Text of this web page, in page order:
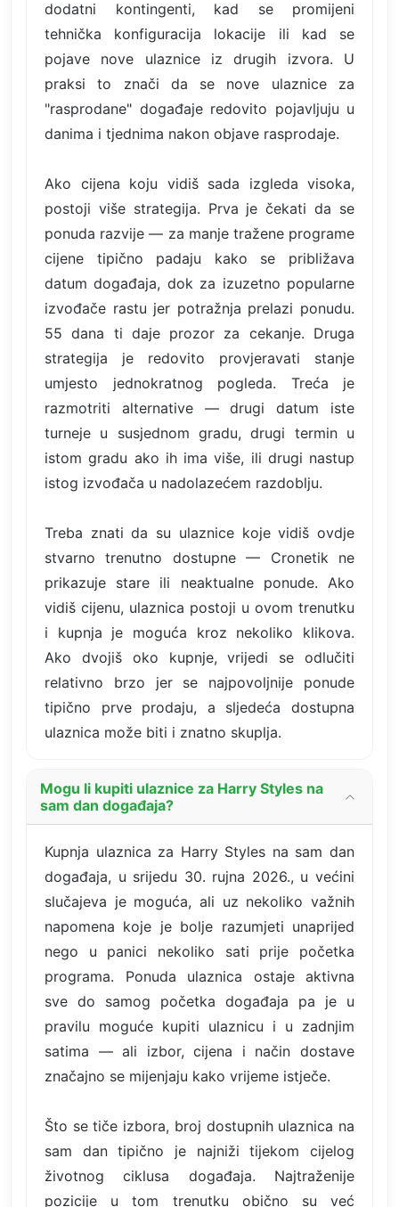
dodatni kontingenti, kad se promijeni
tehnička konfiguracija lokacije ili kad se
pojave nove ulaznice iz drugih izvora. U
praksi to znači da se nove ulaznice za
"rasprodane" događaje redovito pojavljuju u
danima i tjednima nakon objave rasprodaje.
Ako cijena koju vidiš sada izgleda visoka,
postoji više strategija. Prva je čekati da se
ponuda razvije — za manje tražene programe
cijene tipično padaju kako se približava
datum događaja, dok za izuzetno popularne
izvođače rastu jer potražnja prelazi ponudu.
55 dana ti daje prozor za cekanje. Druga
strategija je redovito provjeravati stanje
umjesto jednokratnog pogleda. Treća je
razmotriti alternative — drugi datum iste
turneje u susjednom gradu, drugi termin u
istom gradu ako ih ima više, ili drugi nastup
istog izvođača u nadolazećem razdoblju.
Treba znati da su ulaznice koje vidiš ovdje
stvarno trenutno dostupne — Cronetik ne
prikazuje stare ili neaktualne ponude. Ako
vidiš cijenu, ulaznica postoji u ovom trenutku
i kupnja je moguća kroz nekoliko klikova.
Ako dvojiš oko kupnje, vrijedi se odlučiti
relativno brzo jer se najpovoljnije ponude
tipično prve prodaju, a sljedeća dostupna
ulaznica može biti i znatno skuplja.
Mogu li kupiti ulaznice za Harry Styles na
sam dan događaja?
Kupnja ulaznica za Harry Styles na sam dan
događaja, u srijedu 30. rujna 2026., u većini
slučajeva je moguća, ali uz nekoliko važnih
napomena koje je bolje razumjeti unaprijed
nego u panici nekoliko sati prije početka
programa. Ponuda ulaznica ostaje aktivna
sve do samog početka događaja pa je u
pravilu moguće kupiti ulaznicu i u zadnjim
satima — ali izbor, cijena i način dostave
značajno se mijenjaju kako vrijeme istječe.
Što se tiče izbora, broj dostupnih ulaznica na
sam dan tipično je najniži tijekom cijelog
životnog ciklusa događaja. Najtraženije
pozicije u tom trenutku obično su već